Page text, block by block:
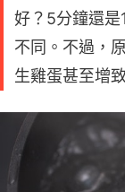
好？5分鐘還是
不同。不過，
生雞蛋甚至增